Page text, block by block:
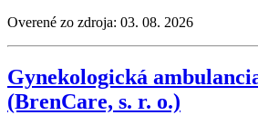
Overené zo zdroja: 03. 08. 2026
Gynekologická
(BrenCare, s. r. o.)